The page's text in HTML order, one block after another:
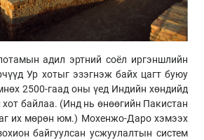
адил эртний соёл иргэншлийн
Ур хотыг эзэгнэж байх цагт буюу
2500-гаад оны үед Индийн хөндийд
хот байлаа. (Инд нь өнөөгийн Пакистан
их мөрөн юм.) Мохенжо-Даро хэмээх
байгуулсан усжуулалтын систем